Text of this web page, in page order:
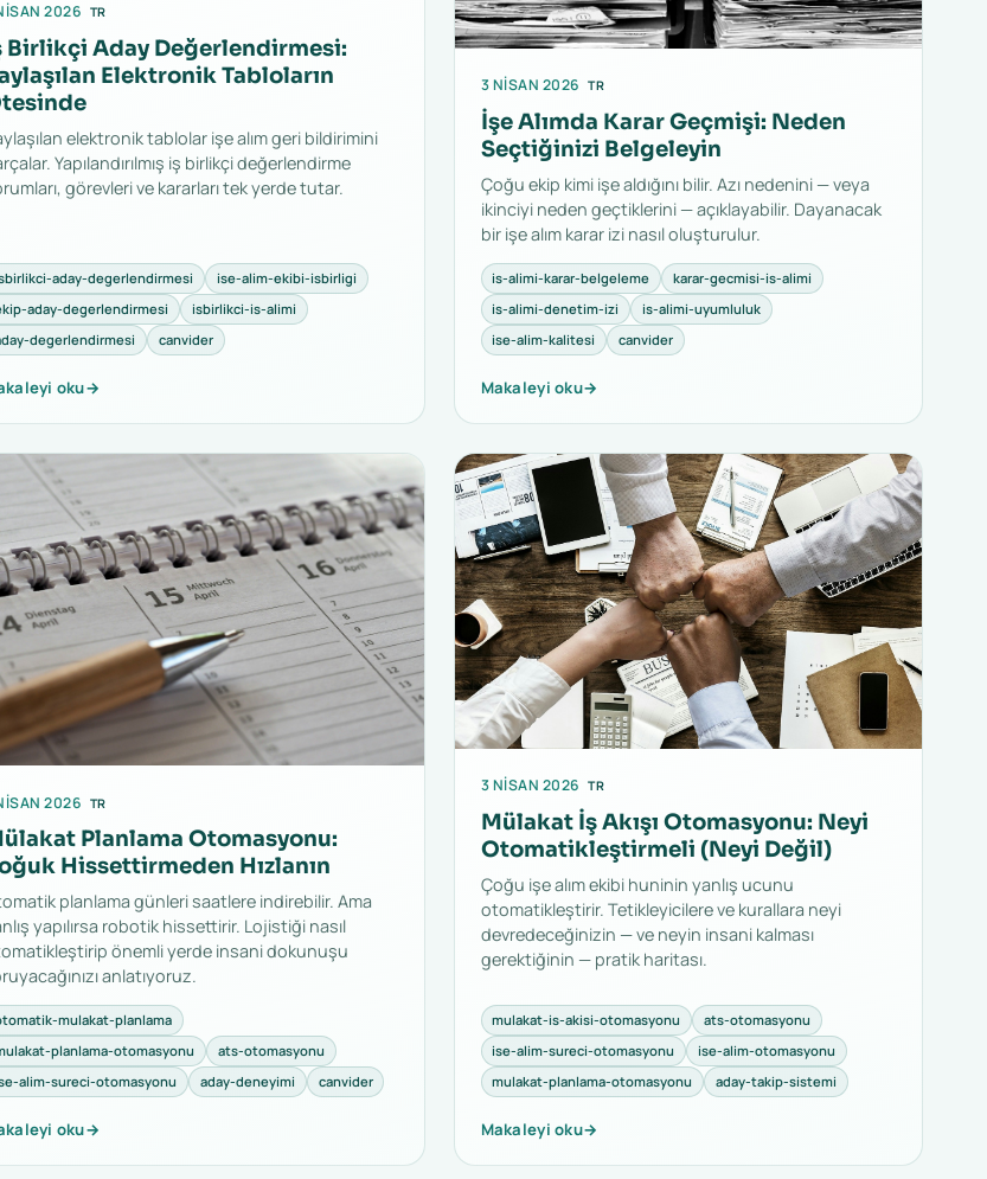
2026 TR
Birlikçi Aday Değerlendirmesi:
Elektronik Tabloların
elektronik tablolar işe alım geri bildirimini
Yapılandırılmış iş birlikçi değerlendirme
görevleri ve kararları tek yerde tutar.
aday-degerlendirmesi
ise-alim-ekibi-isbirligi
aday-degerlendirmesi
isbirlikci-is-alimi
degerlendirmesi
canvider
oku→
3 NISAN 2026 TR
İşe Alımda Karar Geçmişi: Neden
Seçtiğinizi Belgeleyin
Çoğu ekip kimi işe aldığını bilir. Azı nedenini — veya
ikinciyi neden geçtiklerini — açıklayabilir. Dayanacak
bir işe alım karar izi nasıl oluşturulur.
is-alimi-karar-belgeleme
karar-gecmisi-is-alimi
is-alimi-denetim-izi
is-alimi-uyumluluk
ise-alim-kalitesi
canvider
Makaleyi oku→
2026 TR
Planlama Otomasyonu:
Hissettirmeden Hızlanın
planlama günleri saatlere indirebilir. Ama
yapılırsa robotik hissettirir. Lojistiği nasıl
önemli yerde insani dokunuşu
anlatıyoruz.
mulakat-planlama
planlama-otomasyonu
ats-otomasyonu
alim-sureci-otomasyonu
aday-deneyimi canvider
oku→
3 NISAN 2026 TR
Mülakat İş Akışı Otomasyonu: Neyi
Otomatikleştirmeli (Neyi Değil)
Çoğu işe alım ekibi huninin yanlış ucunu
otomatikleştirir. Tetikleyicilere ve kurallara neyi
devredeceğinizin — ve neyin insani kalması
gerektiğinin — pratik haritası.
mulakat-is-akisi-otomasyonu
ats-otomasyonu
ise-alim-sureci-otomasyonu
ise-alim-otomasyonu
mulakat-planlama-otomasyonu
aday-takip-sistemi
Makaleyi oku→